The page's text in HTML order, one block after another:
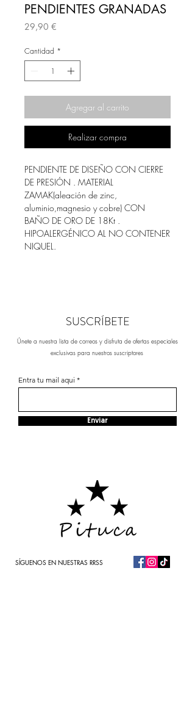
PENDIENTES GRANADAS
29,90 €
Cantidad *
Agregar al carrito
Realizar compra
PENDIENTE DE DISEÑO CON CIERRE
DE PRESIÓN . MATERIAL
ZAMAK(aleación de zinc,
aluminio,magnesio y cobre) CON
BAÑO DE ORO DE 18Kt .
HIPOALERGÉNICO AL NO CONTENER
NIQUEL.
SUSCRÍBETE
Únete a nuestra lista de correos y disfruta de ofertas especiales
exclusivas para nuestros suscriptores
Entra tu mail aqui
Enviar
SÍGUENOS EN NUESTRAS RRSS